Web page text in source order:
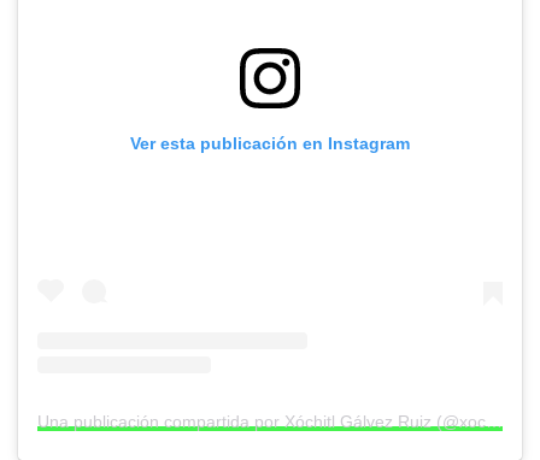
Ver esta publicación en Instagram
Una publicación compartida por Xóchitl Gálvez Ruiz (@xochitlgalvez)